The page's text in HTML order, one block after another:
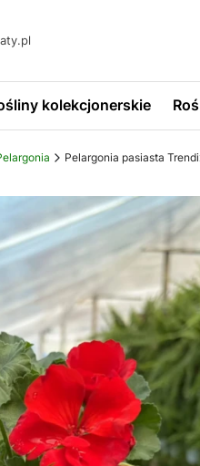
kolekcjonerskie
Pelargonia pasiasta